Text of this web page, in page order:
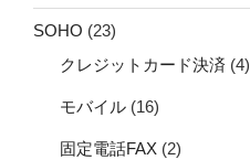
SOHO (23)
クレジットカード決済 (4)
モバイル (16)
固定電話FAX (2)